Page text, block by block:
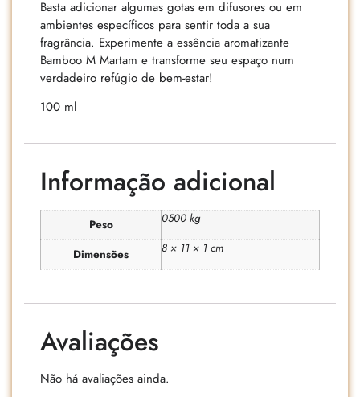
Basta adicionar algumas gotas em difusores ou em
ambientes específicos para sentir toda a sua
fragrância. Experimente a essência aromatizante
Bamboo M Martam e transforme seu espaço num
verdadeiro refúgio de bem-estar!
100 ml
Informação adicional
Peso 0500 kg
Dimensões 8 × 11 × 1 cm
Avaliações
Não há avaliações ainda.